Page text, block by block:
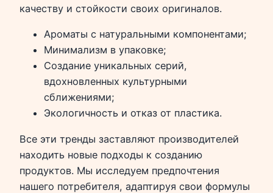
качеству и стойкости своих оригиналов.
Ароматы с натуральными компонентами;
Минимализм в упаковке;
Создание уникальных серий,
вдохновленных культурными
сближениями;
Экологичность и отказ от пластика.
Все эти тренды заставляют производителей
находить новые подходы к созданию
продуктов. Мы исследуем предпочтения
нашего потребителя, адаптируя свои формулы